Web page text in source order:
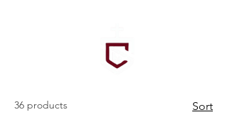
36 products Sort